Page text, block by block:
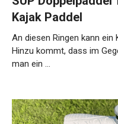
Kajak Paddel
An diesen Ringen kann
Hinzu kommt, dass im
man ein …